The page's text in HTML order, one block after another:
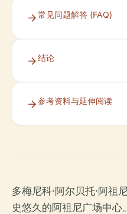
常见问题解答 (FAQ)
结论
参考资料与延伸阅读
多梅尼科·阿尔贝托·阿祖
史悠久的阿祖尼广场中